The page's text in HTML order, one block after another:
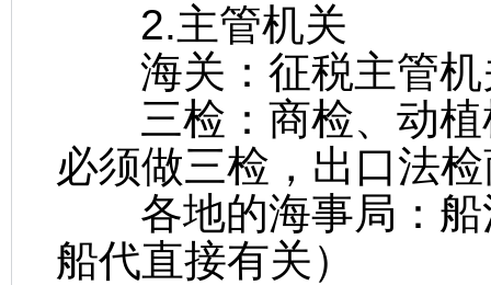
2.主管机关
海关：征税主管机
三检：商检、动植
必须做三检，出口法
各地的海事局：船
船代直接有关）